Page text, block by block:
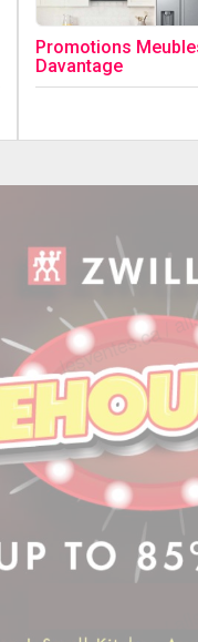
Promotions
Davantage